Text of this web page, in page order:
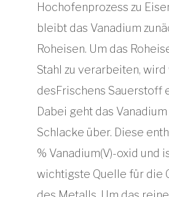
Hochofenprozess zu
bleibt das Vanadium
Roheisen. Um das
Stahl zu verarbeiten, wird
desFrischens Sauerstoff
Dabei geht das
Schlacke über. Diese
% Vanadium(V)-oxid und
wichtigste Quelle für die